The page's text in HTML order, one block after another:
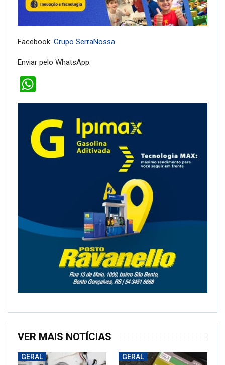
Facebook: Grupo SerraNossa
Enviar pelo WhatsApp:
VER MAIS NOTÍCIAS
GERAL GERAL